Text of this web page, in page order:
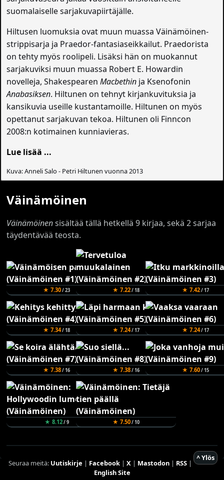
suomalaiselle sarjakuvapiirtäjälle.
Hiltusen luomuksia ovat muun muassa Väinämöinen-
strippisarja ja Praedor-fantasiaseikkailut. Praedorista
on tehty myös roolipeli. Lisäksi hän on muokannut
sarjakuviksi muun muassa Robert E. Howardin
novelleja, ShakespearenMacbethin ja Ksenofonin
Anabasiksen. Hiltunen on tehnyt kirjankuvituksia ja
kansikuvia useille kustantamoille. Hiltunen on myös
opettanut sarjakuvan tekoa. Hiltunen oli Finncon
2008:n kotimainen kunniavieras.
Lue lisää ...
Kuva: Anneli Salo - Petri Hiltunen vuonna 2013
Väinämöinen
Väinämöinensisältää tällä hetkellä 9 kirjaa, sekä 2 sarjaa
täydentävää teosta.
★ 7.30/ 23 ★ 7.22/ 18 ★ 7.42/ 17
★ 7.34/ 18 ★ 7.24/ 17 ★ 7.24/ 17
★ 7.38/ 16 ★ 7.38/ 16 ★ 7.60/ 15
★ 8.12/ 9 ★ 7.50/ 10
^ Ylös
Seuraa meitä: Uutiskirje | Facebook| X| Mastodon| RSS|
English Site